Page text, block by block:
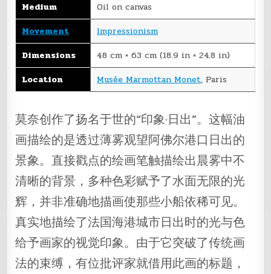
Medium
Oil on canvas
Movement
Impressionism
Dimensions
48 cm × 63 cm (18.9 in × 24.8 in)
Location
Musée Marmottan Monet, Paris
莫奈创作了扬名于世的“印象·日出”。这幅油
画描绘的是透过薄雾观望阿佛尔港口日出的
景象。直接戳点的绘画笔触描绘出晨雾中不
清晰的背景，多种色彩赋予了水面无限的光
辉，并非准确地描画使那些小船依稀可见。
真实地描绘了法国海港城市日出时的光与色
给予画家的视觉印象。由于它突破了传统画
法的束缚，有位批评家就借用此画的标题，